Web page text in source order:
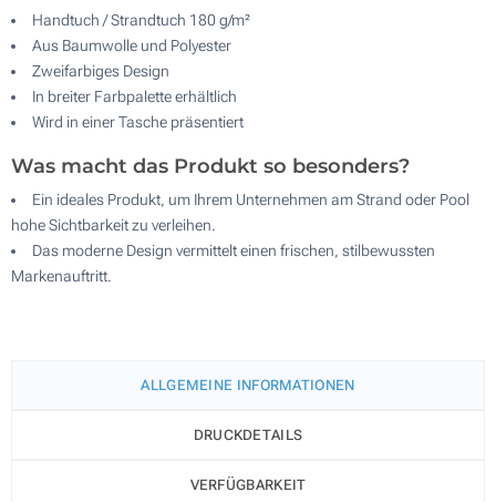
Handtuch / Strandtuch 180 g/m²
Aus Baumwolle und Polyester
Zweifarbiges Design
In breiter Farbpalette erhältlich
Wird in einer Tasche präsentiert
Was macht das Produkt so besonders?
Ein ideales Produkt, um Ihrem Unternehmen am Strand oder Pool
hohe Sichtbarkeit zu verleihen.
Das moderne Design vermittelt einen frischen, stilbewussten
Markenauftritt.
ALLGEMEINE INFORMATIONEN
DRUCKDETAILS
VERFÜGBARKEIT